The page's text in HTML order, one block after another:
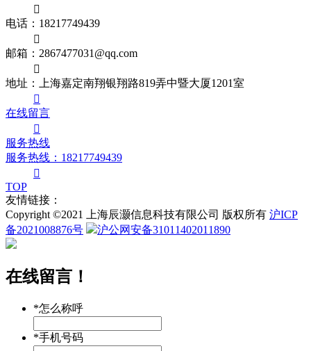

电话：18217749439

邮箱：2867477031@qq.com

地址：上海嘉定南翔银翔路819弄中暨大厦1201室

在线留言

服务热线
服务热线：18217749439

TOP
友情链接：
Copyright ©2021 上海辰灏信息科技有限公司 版权所有 沪ICP
备2021008876号
沪公网安备31011402011890
在线留言！
*怎么称呼
*手机号码